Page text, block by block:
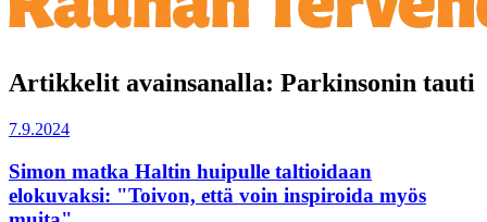
Artikkelit avainsanalla: Parkinsonin tauti
7.9.2024
Simon matka Haltin huipulle taltioidaan
elokuvaksi: "Toivon, että voin inspiroida myös